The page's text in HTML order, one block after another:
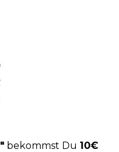
bekommst Du 10€